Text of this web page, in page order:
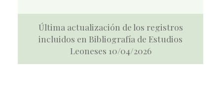
Última actualización de los registros
incluidos en Bibliografía de Estudios
Leoneses 10/04/2026